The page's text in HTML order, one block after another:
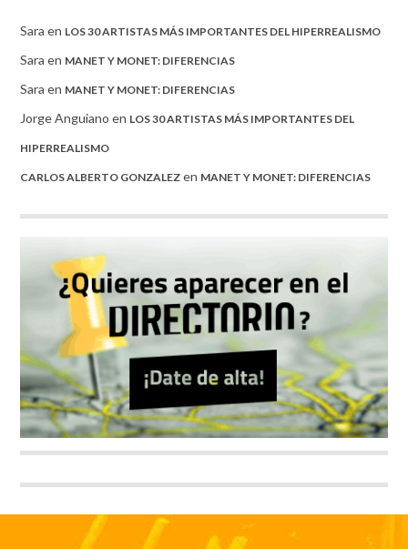
Sara en LOS 30 ARTISTAS MÁS IMPORTANTES DEL HIPERREALISMO
Sara en MANET Y MONET: DIFERENCIAS
Sara en MANET Y MONET: DIFERENCIAS
Jorge Anguiano en LOS 30 ARTISTAS MÁS IMPORTANTES DEL
HIPERREALISMO
CARLOS ALBERTO GONZALEZ en MANET Y MONET: DIFERENCIAS